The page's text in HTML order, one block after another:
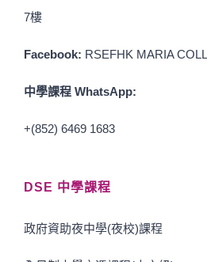
7樓
Facebook: RSEFHK MARIA
中學課程 WhatsApp:
+(852) 6469 1683
DSE 中學課程
政府資助夜中學(夜校)課程